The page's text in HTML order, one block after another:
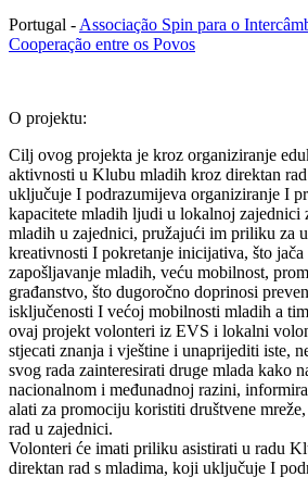
Portugal - Associação Spin para o
Cooperação entre os Povos
O projektu:
Cilj ovog projekta je kroz organiziranje
aktivnosti u Klubu mladih kroz direktan
uključuje I podrazumijeva organiziranje I
kapacitete mladih ljudi u lokalnoj zajednici
mladih u zajednici, pružajući im priliku za
kreativnosti I pokretanje inicijativa, što jača
zapošljavanje mladih, veću mobilnost,
građanstvo, što dugoročno doprinosi
isključenosti I većoj mobilnosti mladih a
ovaj projekt volonteri iz EVS i lokalni
stjecati znanja i vještine i unaprijediti iste,
svog rada zainteresirati druge mlada kako
nacionalnom i međunadnoj razini,
alati za promociju koristiti društvene
rad u zajednici.
Volonteri će imati priliku asistirati u radu
direktan rad s mladima, koji uključuje I